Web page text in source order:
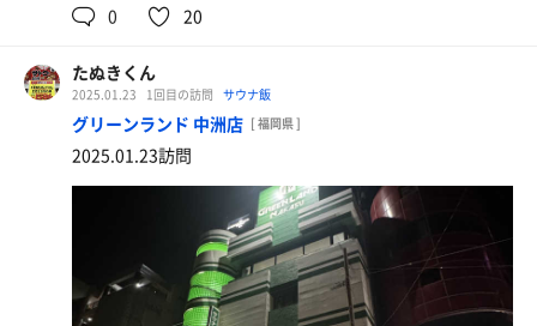
0 20
たぬきくん
2025.01.23 1回目の訪問 サウナ飯
グリーンランド 中洲店 [ 福岡県 ]
2025.01.23訪問